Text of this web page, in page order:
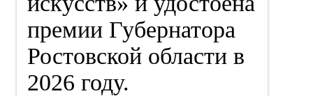
премии Губернатора
Ростовской области в
2026 году.